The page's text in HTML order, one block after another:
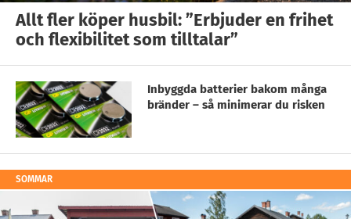
Allt fler köper husbil: ”Erbjuder en frihet
och flexibilitet som tilltalar”
Inbyggda batterier bakom många
bränder – så minimerar du risken
SOMMAR